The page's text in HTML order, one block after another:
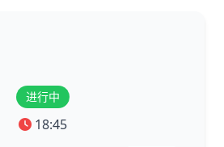
进行中
18:45